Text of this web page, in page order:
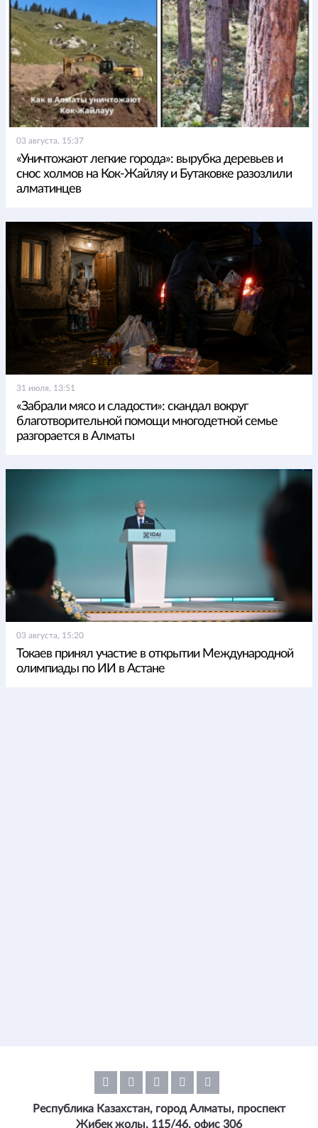
03 августа, 15:37
«Уничтожают легкие города»: вырубка деревьев и
снос холмов на Кок-Жайляу и Бутаковке разозлили
алматинцев
31 июля, 13:51
«Забрали мясо и сладости»: скандал вокруг
благотворительной помощи многодетной семье
разгорается в Алматы
03 августа, 15:20
Токаев принял участие в открытии Международной
олимпиады по ИИ в Астане
Республика Казахстан, город Алматы, проспект
Жибек жолы, 115/46, офис 306